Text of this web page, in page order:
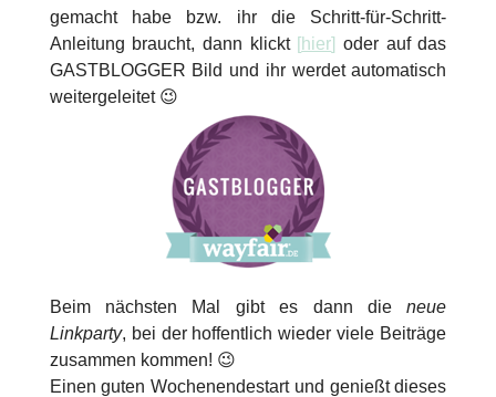
gemacht habe bzw. ihr die Schritt-für-Schritt-
Anleitung braucht, dann klickt [hier] oder auf das
GASTBLOGGER Bild und ihr werdet automatisch
weitergeleitet 😉
Beim nächsten Mal gibt es dann dieneue
Linkparty, bei der hoffentlich wieder viele Beiträge
zusammen kommen! 😉
Einen guten Wochenendestart und genießt dieses